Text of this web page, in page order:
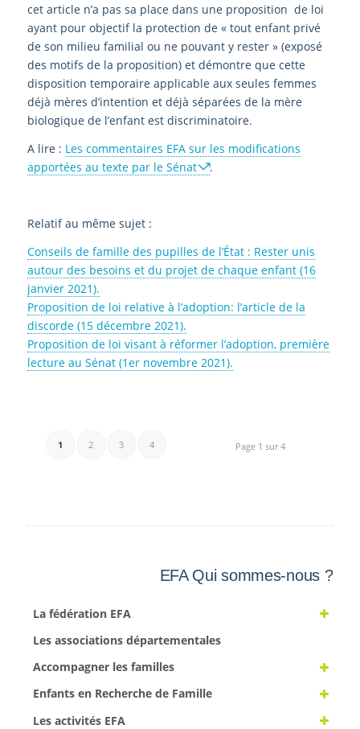
cet article n’a pas sa place dans une proposition de loi
ayant pour objectif la protection de « tout enfant privé
de son milieu familial ou ne pouvant y rester » (exposé
des motifs de la proposition) et démontre que cette
disposition temporaire applicable aux seules femmes
déjà mères d’intention et déjà séparées de la mère
biologique de l’enfant est discriminatoire.
A lire : Les commentaires EFA sur les modifications
apportées au texte par le Sénat
.
Relatif au même sujet :
Conseils de famille des pupilles de l’État : Rester unis
autour des besoins et du projet de chaque enfant (16
janvier 2021).
Proposition de loi relative à l’adoption: l’article de la
discorde (15 décembre 2021).
Proposition de loi visant à réformer l’adoption, première
lecture au Sénat (1er novembre 2021).
Page 1 sur 4
1 2 3 4
EFA Qui sommes-nous ?
La fédération EFA
Les associations départementales
Accompagner les familles
Enfants en Recherche de Famille
Les activités EFA